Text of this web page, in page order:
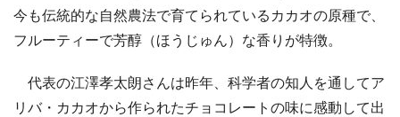
今も伝統的な自然農法で育てられているカカオの原種で、
フルーティーで芳醇（ほうじゅん）な香りが特徴。
代表の江澤孝太朗さんは昨年、科学者の知人を通してア
リバ・カカオから作られたチョコレートの味に感動して出